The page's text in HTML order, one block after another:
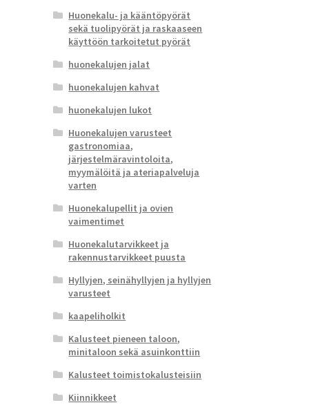
Huonekalu- ja kääntöpyörät
sekä tuolipyörät ja raskaaseen
käyttöön tarkoitetut pyörät
huonekalujen jalat
huonekalujen kahvat
huonekalujen lukot
Huonekalujen varusteet
gastronomiaa,
järjestelmäravintoloita,
myymälöitä ja ateriapalveluja
varten
Huonekalupellit ja ovien
vaimentimet
Huonekalutarvikkeet ja
rakennustarvikkeet puusta
Hyllyjen, seinähyllyjen ja hyllyjen
varusteet
kaapeliholkit
Kalusteet pieneen taloon,
minitaloon sekä asuinkonttiin
Kalusteet toimistokalusteisiin
Kiinnikkeet